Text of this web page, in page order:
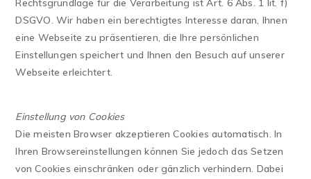
Rechtsgrundlage für die Verarbeitung ist Art. 6 Abs. 1 lit. f)
DSGVO. Wir haben ein berechtigtes Interesse daran, Ihnen
eine Webseite zu präsentieren, die Ihre persönlichen
Einstellungen speichert und Ihnen den Besuch auf unserer
Webseite erleichtert.
Einstellung von Cookies
Die meisten Browser akzeptieren Cookies automatisch. In
Ihren Browsereinstellungen können Sie jedoch das Setzen
von Cookies einschränken oder gänzlich verhindern. Dabei